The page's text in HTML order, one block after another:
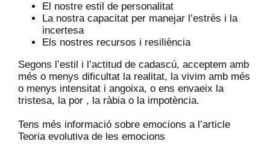
El nostre estil de personalitat
La nostra capacitat per manejar l’estrès i la
incertesa
Els nostres recursos i resiliència
Segons l’estil i l’actitud de cadascú, acceptem amb
més o menys dificultat la realitat, la vivim amb més
o menys intensitat i angoixa, o ens envaeix la
tristesa, la por , la ràbia o la impotència.
Tens més informació sobre emocions a l’article
Teoria evolutiva de les emocions